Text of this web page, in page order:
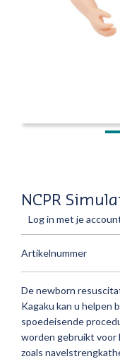
NCPR
Log in met je
Artikelnummer
De newborn
Kagaku kan u helpen
spoedeisende
worden gebruikt voor
zoals